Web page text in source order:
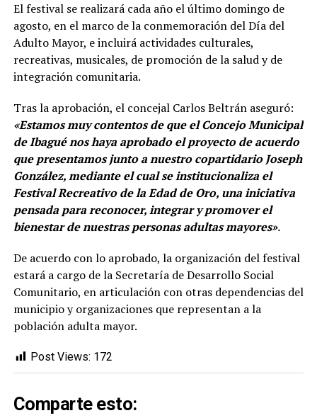
El festival se realizará cada año el último domingo de
agosto, en el marco de la conmemoración del Día del
Adulto Mayor, e incluirá actividades culturales,
recreativas, musicales, de promoción de la salud y de
integración comunitaria.
Tras la aprobación, el concejal Carlos Beltrán aseguró:
«Estamos muy contentos de que el Concejo Municipal
de Ibagué nos haya aprobado el proyecto de acuerdo
que presentamos junto a nuestro copartidario Joseph
González, mediante el cual se institucionaliza el
Festival Recreativo de la Edad de Oro, una iniciativa
pensada para reconocer, integrar y promover el
bienestar de nuestras personas adultas mayores».
De acuerdo con lo aprobado, la organización del festival
estará a cargo de la Secretaría de Desarrollo Social
Comunitario, en articulación con otras dependencias del
municipio y organizaciones que representan a la
población adulta mayor.
Post Views: 172
Comparte esto: